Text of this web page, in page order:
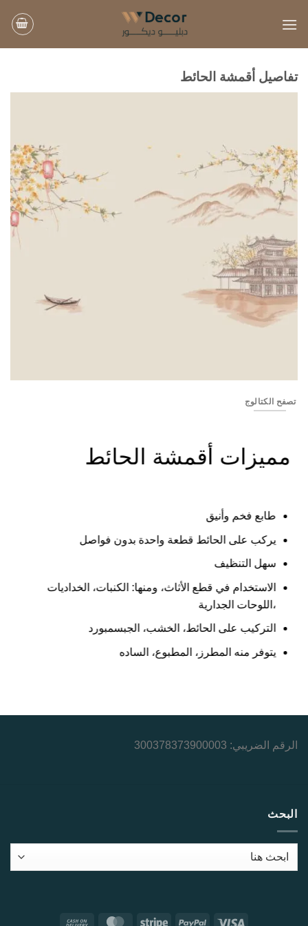
للمحتوى
تفاصيل أقمشة الحائط
تصفح الكتالوج
مميزات أقمشة الحائط
طابع فخم وأنيق
يركب على الحائط قطعة واحدة بدون فواصل
سهل التنظيف
الاستخدام في قطع الأثاث، ومنها: الكنبات، الخداديات
،اللوحات الجدارية
التركيب على الحائط، الخشب، الجبسمبورد
يتوفر منه المطرز، المطبوع، الساده
الرقم الضريبي: 300378373900003
البحث